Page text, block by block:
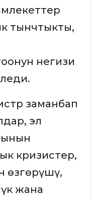
тынчтыкты,
негизи
заманбап
эл
кризистер,
өзгөрүшү,
жана